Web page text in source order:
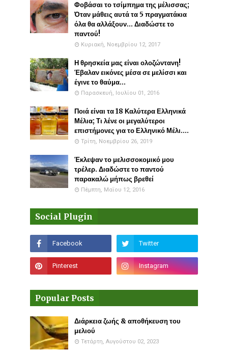
Φοβάσαι το τσίμπημα της μέλισσας;
Όταν μάθεις αυτά τα 5 πραγματάκια
όλα θα αλλάξουν... Διαδώστε το
παντού!
Κυριακή, Νοεμβρίου 12, 2017
Η θρησκεία μας είναι ολοζώντανη!
Έβαλαν εικόνες μέσα σε μελίσσι και
έγινε το θαύμα...
Παρασκευή, Ιουλίου 01, 2016
Ποιά είναι τα 18 Καλύτερα Ελληνικά
Μέλια; Τι λένε οι μεγαλύτεροι
επιστήμονες για το Ελληνικό Μέλι....
Τρίτη, Νοεμβρίου 26, 2019
Έκλεψαν το μελισσοκομικό μου
τρέλερ. Διαδώστε το παντού
παρακαλώ μήπως βρεθεί
Πέμπτη, Μαΐου 12, 2016
Social Plugin
Popular Posts
Διάρκεια ζωής & αποθήκευση του
μελιού
Τετάρτη, Αυγούστου 02, 2023